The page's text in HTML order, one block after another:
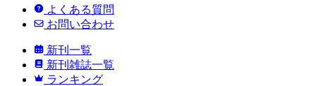
よくある質問
お問い合わせ
新刊一覧
新刊雑誌一覧
ランキング